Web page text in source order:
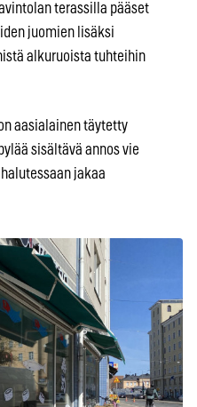
terassilla pääset
juomien lisäksi
alkuruoista tuhteihin
aasialainen täytetty
sisältävä annos vie
jakaa